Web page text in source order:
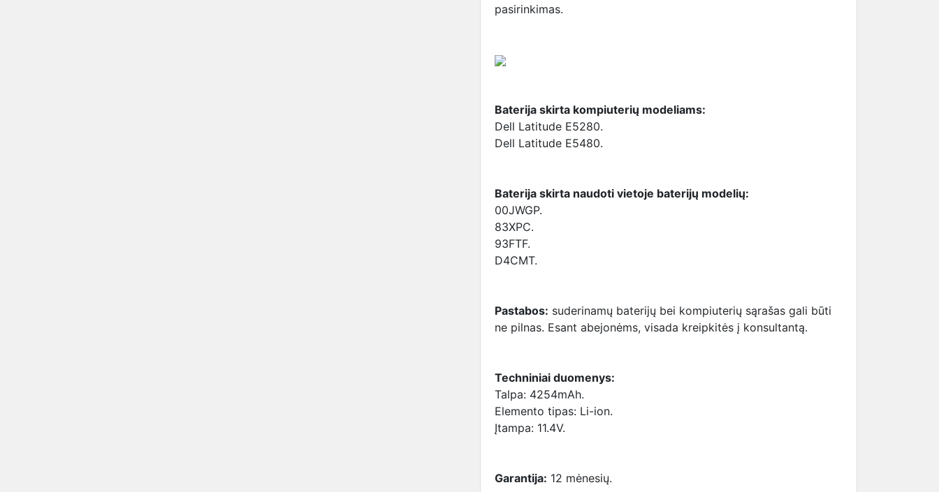
pasirinkimas.
Baterija skirta kompiuterių modeliams:
Dell Latitude E5280.
Dell Latitude E5480.
Baterija skirta naudoti vietoje baterijų modelių:
00JWGP.
83XPC.
93FTF.
D4CMT.
Pastabos: suderinamų baterijų bei kompiuterių sąrašas gali būti
ne pilnas. Esant abejonėms, visada kreipkitės į konsultantą.
Techniniai duomenys:
Talpa: 4254mAh.
Elemento tipas: Li-ion.
Įtampa: 11.4V.
Garantija: 12 mėnesių.